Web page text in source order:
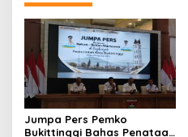
Jumpa Pers Pemko
Bukittinggi Bahas Penataan